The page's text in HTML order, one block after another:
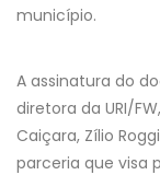
município.
A assinatura do
diretora da URI/
Caiçara, Zílio
parceria que visa